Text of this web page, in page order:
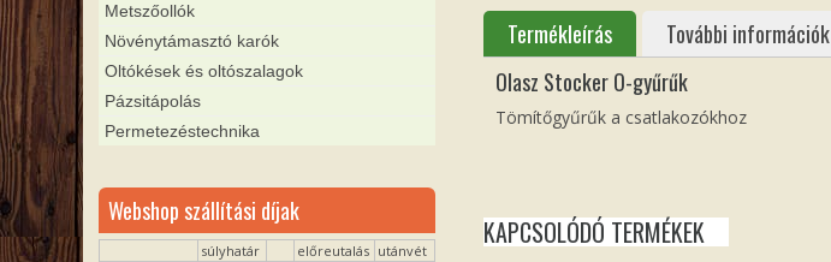
Termékleírás
További információk
Olasz Stocker O-gyűrűk
Tömítőgyűrűk a csatlakozókhoz
KAPCSOLÓDÓ TERMÉKEK
Metszőollók
Növénytámasztó karók
Oltókések és oltószalagok
Pázsitápolás
Permetezéstechnika
Webshop szállítási díjak
súlyhatár előreutalás utánvét